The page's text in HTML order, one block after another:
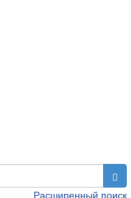
Расширенный поиск